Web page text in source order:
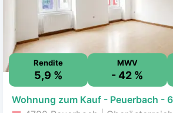
Rendite
5,9 %
MWV
- 42 %